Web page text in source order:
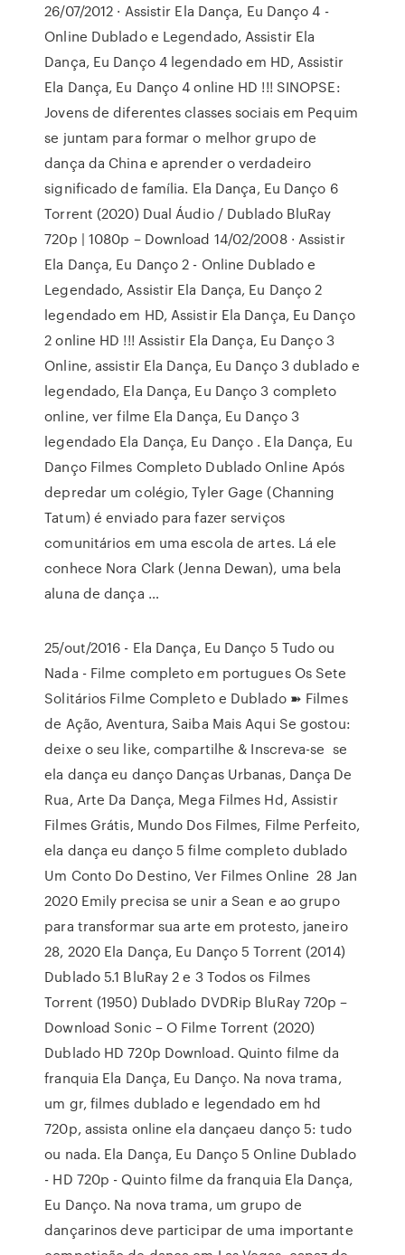
26/07/2012 · Assistir Ela Dança, Eu Danço 4 -
Online Dublado e Legendado, Assistir Ela
Dança, Eu Danço 4 legendado em HD, Assistir
Ela Dança, Eu Danço 4 online HD !!! SINOPSE:
Jovens de diferentes classes sociais em Pequim
se juntam para formar o melhor grupo de
dança da China e aprender o verdadeiro
significado de família. Ela Dança, Eu Danço 6
Torrent (2020) Dual Áudio / Dublado BluRay
720p | 1080p – Download 14/02/2008 · Assistir
Ela Dança, Eu Danço 2 - Online Dublado e
Legendado, Assistir Ela Dança, Eu Danço 2
legendado em HD, Assistir Ela Dança, Eu Danço
2 online HD !!! Assistir Ela Dança, Eu Danço 3
Online, assistir Ela Dança, Eu Danço 3 dublado e
legendado, Ela Dança, Eu Danço 3 completo
online, ver filme Ela Dança, Eu Danço 3
legendado Ela Dança, Eu Danço . Ela Dança, Eu
Danço Filmes Completo Dublado Online Após
depredar um colégio, Tyler Gage (Channing
Tatum) é enviado para fazer serviços
comunitários em uma escola de artes. Lá ele
conhece Nora Clark (Jenna Dewan), uma bela
aluna de dança …
25/out/2016 - Ela Dança, Eu Danço 5 Tudo ou
Nada - Filme completo em portugues Os Sete
Solitários Filme Completo e Dublado ➽ Filmes
de Ação, Aventura, Saiba Mais Aqui Se gostou:
deixe o seu like, compartilhe & Inscreva-se se
ela dança eu danço Danças Urbanas, Dança De
Rua, Arte Da Dança, Mega Filmes Hd, Assistir
Filmes Grátis, Mundo Dos Filmes, Filme Perfeito,
ela dança eu danço 5 filme completo dublado
Um Conto Do Destino, Ver Filmes Online 28 Jan
2020 Emily precisa se unir a Sean e ao grupo
para transformar sua arte em protesto, janeiro
28, 2020 Ela Dança, Eu Danço 5 Torrent (2014)
Dublado 5.1 BluRay 2 e 3 Todos os Filmes
Torrent (1950) Dublado DVDRip BluRay 720p –
Download Sonic – O Filme Torrent (2020)
Dublado HD 720p Download. Quinto filme da
franquia Ela Dança, Eu Danço. Na nova trama,
um gr, filmes dublado e legendado em hd
720p, assista online ela dançaeu danço 5: tudo
ou nada. Ela Dança, Eu Danço 5 Online Dublado
- HD 720p - Quinto filme da franquia Ela Dança,
Eu Danço. Na nova trama, um grupo de
dançarinos deve participar de uma importante